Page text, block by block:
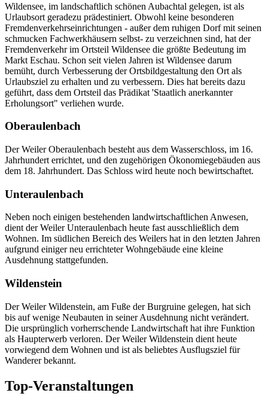
Wildensee, im landschaftlich schönen Aubachtal gelegen, ist als
Urlaubsort geradezu prädestiniert. Obwohl keine besonderen
Fremdenverkehrseinrichtungen - außer dem ruhigen Dorf mit seinen
schmucken Fachwerkhäusern selbst- zu verzeichnen sind, hat der
Fremdenverkehr im Ortsteil Wildensee die größte Bedeutung im
Markt Eschau. Schon seit vielen Jahren ist Wildensee darum
bemüht, durch Verbesserung der Ortsbildgestaltung den Ort als
Urlaubsziel zu erhalten und zu verbessern. Dies hat bereits dazu
geführt, dass dem Ortsteil das Prädikat 'Staatlich anerkannter
Erholungsort" verliehen wurde.
Oberaulenbach
Der Weiler Oberaulenbach besteht aus dem Wasserschloss, im 16.
Jahrhundert errichtet, und den zugehörigen Ökonomiegebäuden aus
dem 18. Jahrhundert. Das Schloss wird heute noch bewirtschaftet.
Unteraulenbach
Neben noch einigen bestehenden landwirtschaftlichen Anwesen,
dient der Weiler Unteraulenbach heute fast ausschließlich dem
Wohnen. Im südlichen Bereich des Weilers hat in den letzten Jahren
aufgrund einiger neu errichteter Wohngebäude eine kleine
Ausdehnung stattgefunden.
Wildenstein
Der Weiler Wildenstein, am Fuße der Burgruine gelegen, hat sich
bis auf wenige Neubauten in seiner Ausdehnung nicht verändert.
Die ursprünglich vorherrschende Landwirtschaft hat ihre Funktion
als Haupterwerb verloren. Der Weiler Wildenstein dient heute
vorwiegend dem Wohnen und ist als beliebtes Ausflugsziel für
Wanderer bekannt.
Top-Veranstaltungen